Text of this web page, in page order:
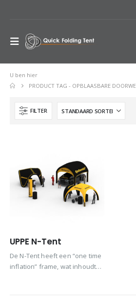
U ben hier
PRODUCT TAG - OPBLAASBARE
FILTER
UPPE N-Tent
De N-Tent heeft een “one time
inflation” frame, wat inhoudt
product